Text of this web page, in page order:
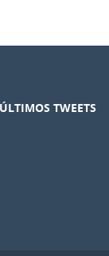
ÚLTIMOS TWEETS